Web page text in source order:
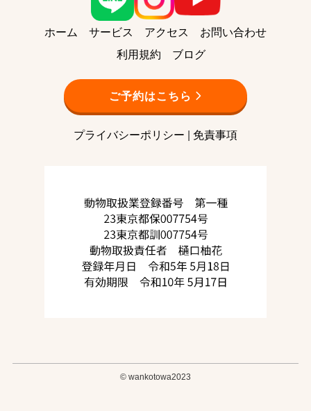
ホーム サービス アクセス
お問い合わせ
利用規約
ブログ
ご予約はこちら
プライバシーポリシー | 免責事項
© wankotowa2023